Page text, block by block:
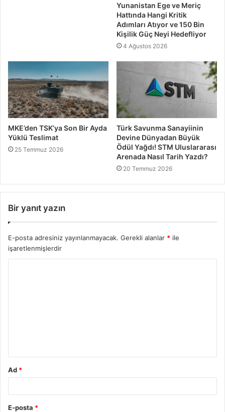
Yunanistan Ege ve Meriç
Hattında Hangi Kritik
Adımları Atıyor ve 150 Bin
Kişilik Güç Neyi Hedefliyor
4 Ağustos 2026
MKE’den TSK’ya Son Bir Ayda
Yüklü Teslimat
25 Temmuz 2026
Türk Savunma Sanayiinin
Devine Dünyadan Büyük
Ödül Yağdı! STM Uluslararası
Arenada Nasıl Tarih Yazdı?
20 Temmuz 2026
Bir yanıt yazın
E-posta adresiniz yayınlanmayacak. Gerekli alanlar * ile
işaretlenmişlerdir
Ad *
E-posta *